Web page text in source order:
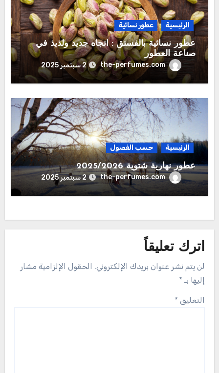
الرئيسية عطور نسائية
عطور نسائية بالفستق : اتجاه جديد ولذيذ في
صناعة العطور
the-perfumes.com 2 سبتمبر 2025
الرئيسية حسب الفصول
عطور نهارية شتوية 2025/2026
the-perfumes.com 2 سبتمبر 2025
اترك تعليقاً
لن يتم نشر عنوان بريدك الإلكتروني. الحقول الإلزامية مشار
إليها بـ *
التعليق *